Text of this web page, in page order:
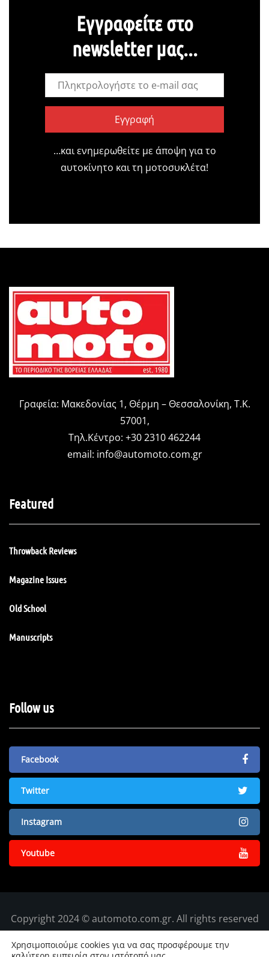
Εγγραφείτε στο
newsletter μας...
Εγγραφή
…και ενημερωθείτε με άποψη για το
αυτοκίνητο και τη μοτοσυκλέτα!
Γραφεία: Μακεδονίας 1, Θέρμη – Θεσσαλονίκη, Τ.Κ.
57001,
Τηλ.Κέντρο: +30 2310 462244
email: info@automoto.com.gr
Featured
Throwback Reviews
Magazine Issues
Old School
Manuscripts
Follow us
Facebook
Twitter
Instagram
Youtube
Copyright 2024 © automoto.com.gr. All rights reserved
Χρησιμοποιούμε cookies για να σας προσφέρουμε την